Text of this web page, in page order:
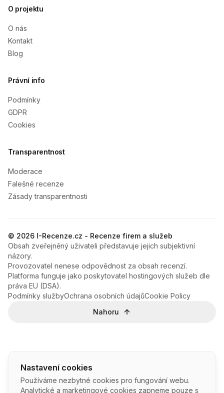
Nastavení cookies
Používáme nezbytné cookies pro fungování webu.
Analytické a marketingové cookies zapneme pouze s
O projektu
O nás
Kontakt
Blog
Právní info
Podmínky
GDPR
Cookies
Transparentnost
Moderace
Falešné recenze
Zásady transparentnosti
© 2026 I-Recenze.cz - Recenze firem a služeb
Obsah zveřejněný uživateli představuje jejich subjektivní
názory.
Provozovatel nenese odpovědnost za obsah recenzí.
Platforma funguje jako poskytovatel hostingových služeb dle
práva EU (DSA).
Podmínky službyOchrana osobních údajůCookie Policy
Nahoru